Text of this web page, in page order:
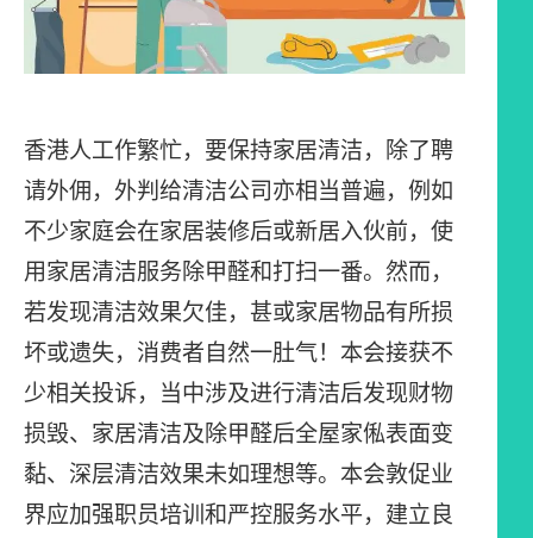
香港人工作繁忙，要保持家居清洁，除了聘
请外佣，外判给清洁公司亦相当普遍，例如
不少家庭会在家居装修后或新居入伙前，使
用家居清洁服务除甲醛和打扫一番。然而，
若发现清洁效果欠佳，甚或家居物品有所损
坏或遗失，消费者自然一肚气！本会接获不
少相关投诉，当中涉及进行清洁后发现财物
损毁、家居清洁及除甲醛后全屋家俬表面变
黏、深层清洁效果未如理想等。本会敦促业
界应加强职员培训和严控服务水平，建立良